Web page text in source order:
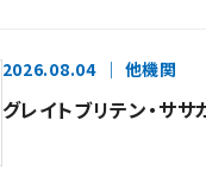
2026.08.04 他機関
グレイトブリテン・サ